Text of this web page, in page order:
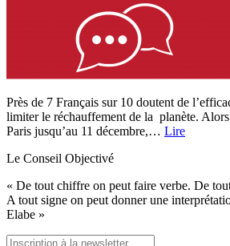
Près de 7 Français sur 10 doutent de
limiter le réchauffement de la planète.
Paris jusqu’au 11 décembre,… Lire
Le Conseil Objectivé
« De tout chiffre on peut faire verbe. De
A tout signe on peut donner une
Elabe »